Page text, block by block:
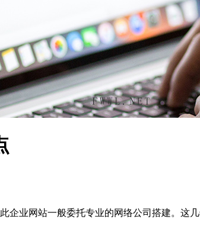
业网站一般委托专业的网络公司搭建。这